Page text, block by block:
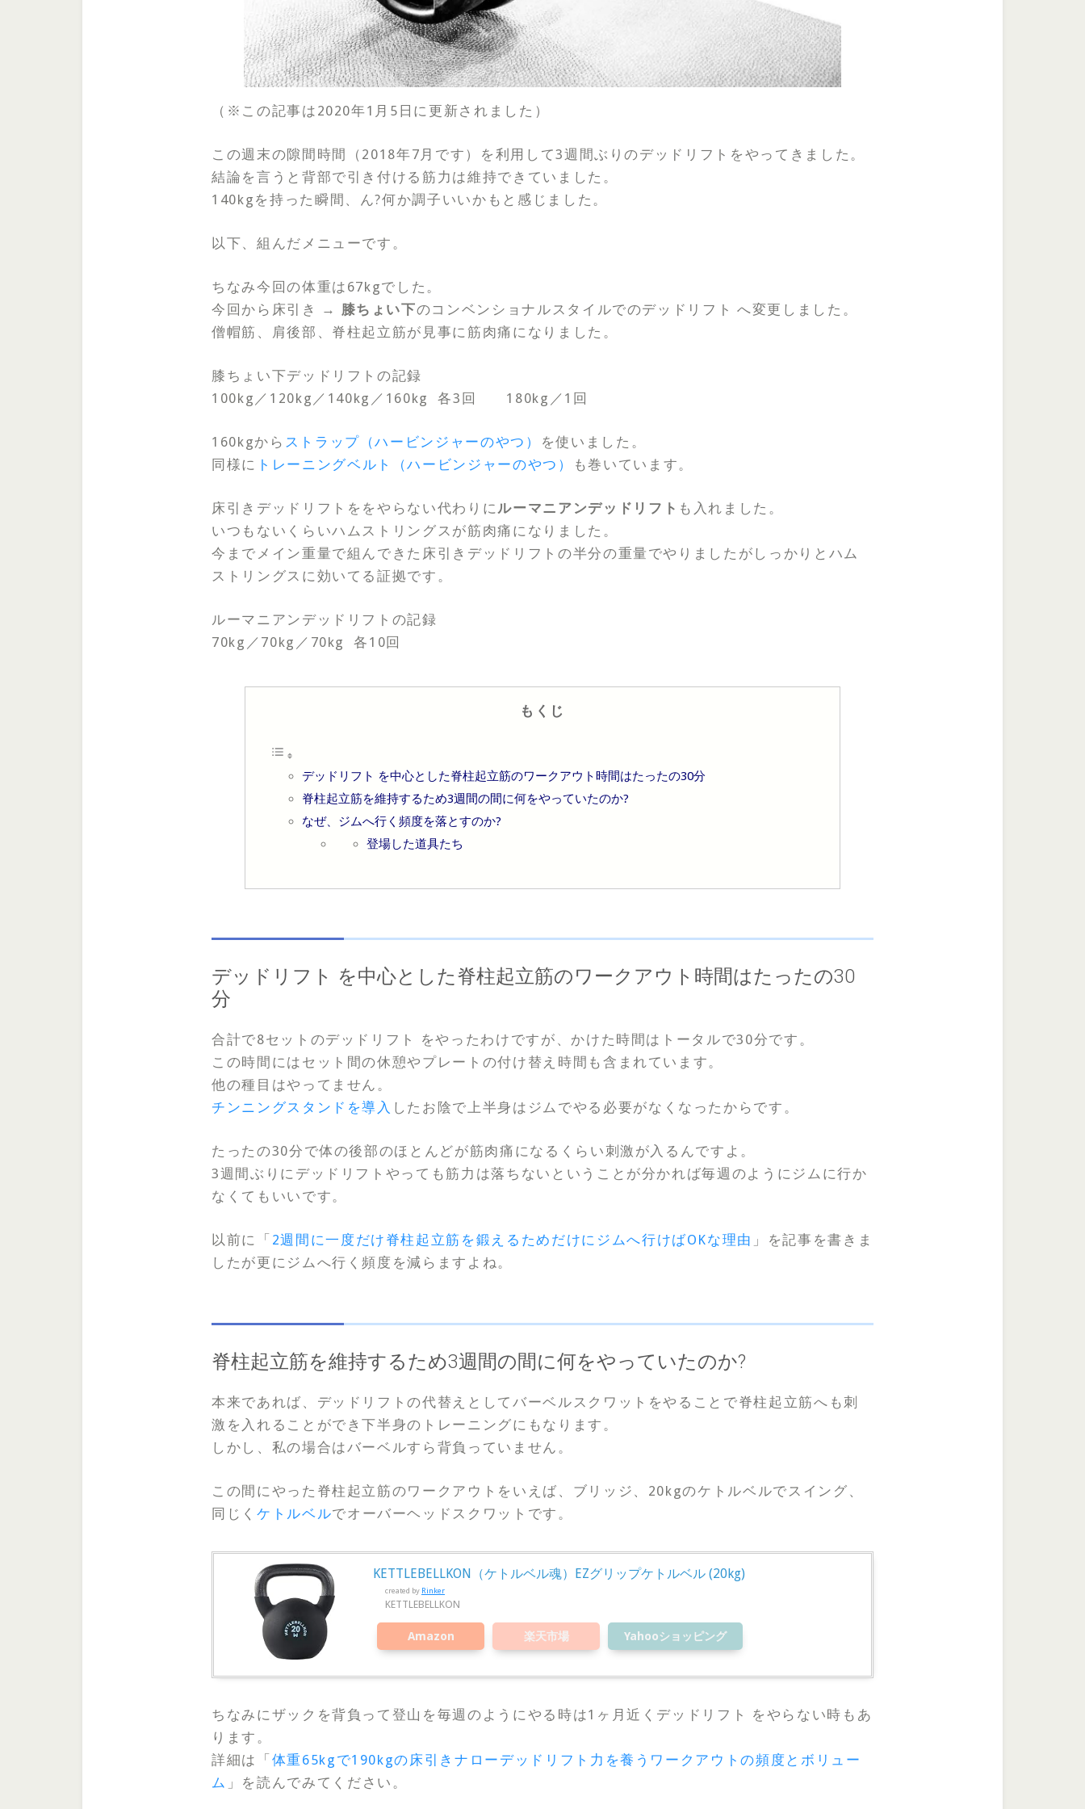
（※この記事は2020年1月5日に更新されました）
この週末の隙間時間（2018年7月です）を利用して3週間ぶりのデッドリフトをやってきました。
結論を言うと背部で引き付ける筋力は維持できていました。
140kgを持った瞬間、ん?何か調子いいかもと感じました。
以下、組んだメニューです。
ちなみ今回の体重は67kgでした。
今回から床引き → 膝ちょい下のコンベンショナルスタイルでのデッドリフト へ変更しました。
僧帽筋、肩後部、脊柱起立筋が見事に筋肉痛になりました。
膝ちょい下デッドリフトの記録
100kg／120kg／140kg／160kg 各3回 180kg／1回
160kgから ストラップ（ハービンジャーのやつ）
を使いました。
同様に トレーニングベルト（ハービンジャーのやつ） も巻いています。
床引きデッドリフトををやらない代わりにルーマニアンデッドリフト も入れました。
いつもないくらいハムストリングスが筋肉痛になりました。
今までメイン重量で組んできた床引きデッドリフトの半分の重量でやりましたがしっかりとハム
ストリングスに効いてる証拠です。
ルーマニアンデッドリフトの記録
70kg／70kg／70kg 各10回
もくじ
デッドリフト を中心とした脊柱起立筋のワークアウト時間はたったの30分
脊柱起立筋を維持するため3週間の間に何をやっていたのか?
なぜ、ジムへ行く頻度を落とすのか?
登場した道具たち
デッドリフト を中心とした脊柱起立筋のワークアウト時間はたったの30
分
合計で8セットのデッドリフト をやったわけですが、かけた時間はトータルで30分です。
この時間にはセット間の休憩やプレートの付け替え時間も含まれています。
他の種目はやってません。
チンニングスタンドを導入 したお陰で上半身はジムでやる必要がなくなったからです。
たったの30分で体の後部のほとんどが筋肉痛になるくらい刺激が入るんですよ。
3週間ぶりにデッドリフトやっても筋力は落ちないということが分かれば毎週のようにジムに行か
なくてもいいです。
以前に「 2週間に一度だけ脊柱起立筋を鍛えるためだけにジムへ行けばOKな理由 」を記事を書きま
したが更にジムへ行く頻度を減らますよね。
脊柱起立筋を維持するため3週間の間に何をやっていたのか?
本来であれば、デッドリフトの代替えとしてバーベルスクワットをやることで脊柱起立筋へも刺
激を入れることができ下半身のトレーニングにもなります。
しかし、私の場合はバーベルすら背負っていません。
この間にやった脊柱起立筋のワークアウトをいえば、ブリッジ、20kgのケトルベルでスイング、
同じく ケトルベルでオーバーヘッドスクワットです。
KETTLEBELLKON（ケトルベル魂）EZグリップケトルベル (20kg)
created by Rinker
KETTLEBELLKON
Amazon 楽天市場 Yahooショッピング
ちなみにザックを背負って登山を毎週のようにやる時は1ヶ月近くデッドリフト をやらない時もあ
ります。
詳細は「 体重65kgで190kgの床引きナローデッドリフト力を養うワークアウトの頻度とボリュー
ム 」を読んでみてください。